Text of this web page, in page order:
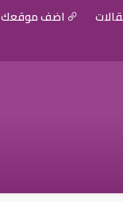
اضف موقعك